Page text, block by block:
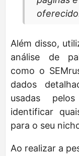
Além disso,
análise de
como o
dados
usadas
identificar
para o seu
Ao realizar a